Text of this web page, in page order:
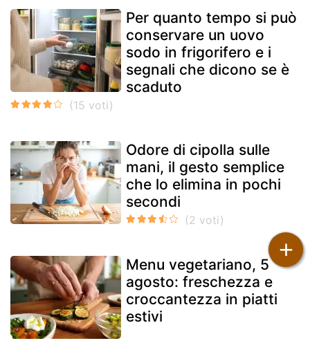
Per quanto tempo si può
conservare un uovo
sodo in frigorifero e i
segnali che dicono se è
scaduto
Odore di cipolla sulle
mani, il gesto semplice
che lo elimina in pochi
secondi
Menu vegetariano, 5
agosto: freschezza e
croccantezza in piatti
estivi
+